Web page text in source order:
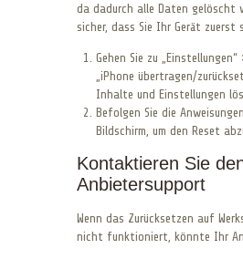
da dadurch alle Daten gelöscht
sicher, dass Sie Ihr Gerät zuerst
Gehen Sie zu „Einstellungen“
„iPhone übertragen/
Inhalte und Einstellungen
Befolgen Sie die
Bildschirm, um den Reset
Kontaktieren Sie
Anbietersupport
Wenn das Zurücksetzen auf
nicht funktioniert, könnte Ihr